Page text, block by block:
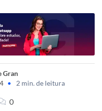
Gran
• 2 min. de leitura
0